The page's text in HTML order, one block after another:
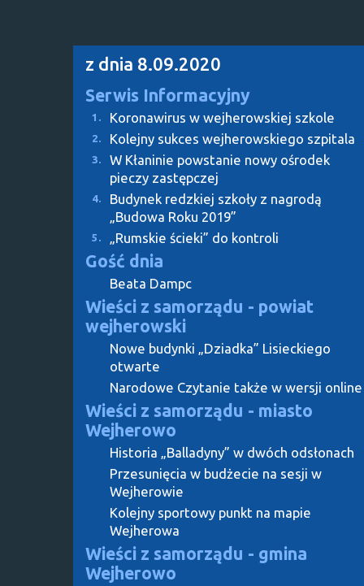
z dnia 8.09.2020
Serwis Informacyjny
1. Koronawirus w wejherowskiej szkole
2. Kolejny sukces wejherowskiego szpitala
3.
W Kłaninie powstanie nowy ośrodek
pieczy zastępczej
4.
Budynek redzkiej szkoły z nagrodą
„Budowa Roku 2019”
5. „Rumskie ścieki” do kontroli
Gość dnia
Beata Dampc
Wieści z samorządu - powiat
wejherowski
Nowe budynki „Dziadka” Lisieckiego
otwarte
Narodowe Czytanie także w wersji online
Wieści z samorządu - miasto
Wejherowo
Historia „Balladyny” w dwóch odsłonach
Przesunięcia w budżecie na sesji w
Wejherowie
Kolejny sportowy punkt na mapie
Wejherowa
Wieści z samorządu - gmina
Wejherowo